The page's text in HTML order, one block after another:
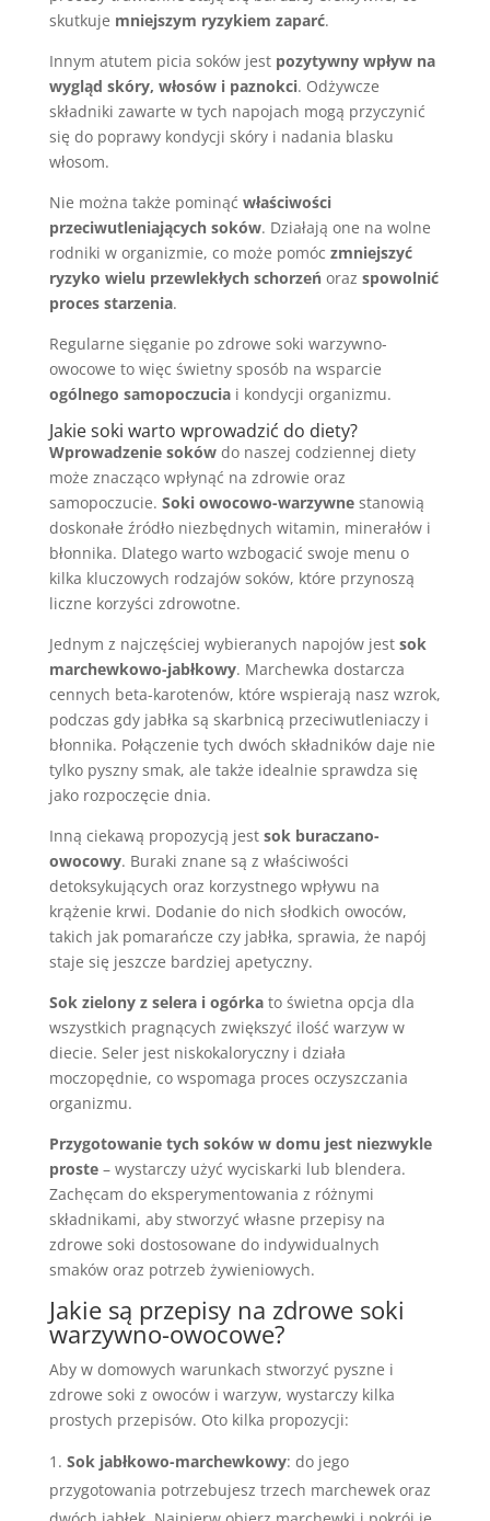
skutkuje mniejszym ryzykiem zaparć.
Innym atutem picia soków jest pozytywny wpływ na
wygląd skóry, włosów i paznokci. Odżywcze
składniki zawarte w tych napojach mogą przyczynić
się do poprawy kondycji skóry i nadania blasku
włosom.
Nie można także pominąć właściwości
przeciwutleniających soków. Działają one na wolne
rodniki w organizmie, co może pomóc zmniejszyć
ryzyko wielu przewlekłych schorzeńoraz spowolnić
proces starzenia.
Regularne sięganie po zdrowe soki warzywno-
owocowe to więc świetny sposób na wsparcie
ogólnego samopoczuciai kondycji organizmu.
Jakie soki warto wprowadzić do diety?
Wprowadzenie sokówdo naszej codziennej diety
może znacząco wpłynąć na zdrowie oraz
samopoczucie. Soki owocowo-warzywnestanowią
doskonałe źródło niezbędnych witamin, minerałów i
błonnika. Dlatego warto wzbogacić swoje menu o
kilka kluczowych rodzajów soków, które przynoszą
liczne korzyści zdrowotne.
Jednym z najczęściej wybieranych napojów jest sok
marchewkowo-jabłkowy. Marchewka dostarcza
cennych beta-karotenów, które wspierają nasz wzrok,
podczas gdy jabłka są skarbnicą przeciwutleniaczy i
błonnika. Połączenie tych dwóch składników daje nie
tylko pyszny smak, ale także idealnie sprawdza się
jako rozpoczęcie dnia.
Inną ciekawą propozycją jest sok buraczano-
owocowy. Buraki znane są z właściwości
detoksykujących oraz korzystnego wpływu na
krążenie krwi. Dodanie do nich słodkich owoców,
takich jak pomarańcze czy jabłka, sprawia, że napój
staje się jeszcze bardziej apetyczny.
Sok zielony z selera i ogórkato świetna opcja dla
wszystkich pragnących zwiększyć ilość warzyw w
diecie. Seler jest niskokaloryczny i działa
moczopędnie, co wspomaga proces oczyszczania
organizmu.
Przygotowanie tych soków w domu jest niezwykle
proste– wystarczy użyć wyciskarki lub blendera.
Zachęcam do eksperymentowania z różnymi
składnikami, aby stworzyć własne przepisy na
zdrowe soki dostosowane do indywidualnych
smaków oraz potrzeb żywieniowych.
Jakie są przepisy na zdrowe soki
warzywno-owocowe?
Aby w domowych warunkach stworzyć pyszne i
zdrowe soki z owoców i warzyw, wystarczy kilka
prostych przepisów. Oto kilka propozycji:
Sok jabłkowo-marchewkowy: do jego
przygotowania potrzebujesz trzech marchewek oraz